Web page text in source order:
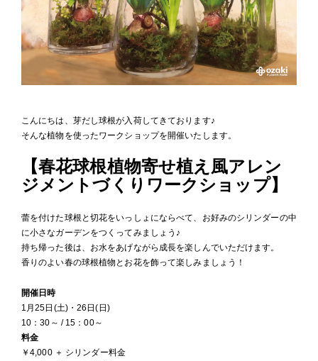
こんにちは、芽だし球根が入荷してきております♪
そんな植物を使ったワークショップを開催いたします。
【春花球根植物寄せ植え風アレン
ジメントづくりワークショップ】
蕾を付けた球根と切花をいっしょにならべて、お好みのシリンダーの中
に小さなガーデンをつくってみましょう♪
持ち帰った後は、お水をあげながら成長を楽しんでいただけます。
香りのよい春の球根植物とお花を飾って楽しみましょう！
開催日時
1月25日(土)・26日(日)
10：30～ / 15：00～
料金
￥4,000 ＋ シリンダー料金